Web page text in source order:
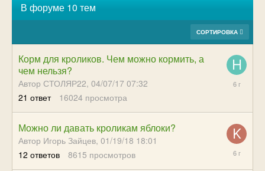
В форуме 10 тем
СОРТИРОВКА
Корм для кроликов. Чем можно кормить, а
чем нельзя?
Автор СТОЛЯР22, 04/07/17 07:32
21 ответ 16024 просмотра
07/29/20
Можно ли давать кроликам яблоки?
Автор Игорь Зайцев, 01/19/18 18:01
12 ответов 8615 просмотров
04/15/20